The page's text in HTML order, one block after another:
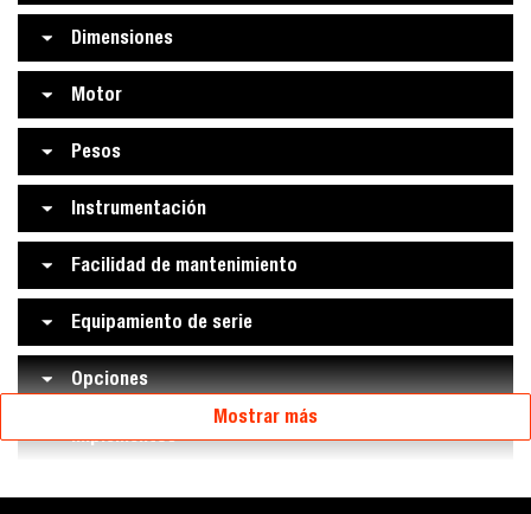
Dimensiones
Motor
Pesos
Instrumentación
Facilidad de mantenimiento
Equipamiento de serie
Opciones
Implementos
Mostrar más